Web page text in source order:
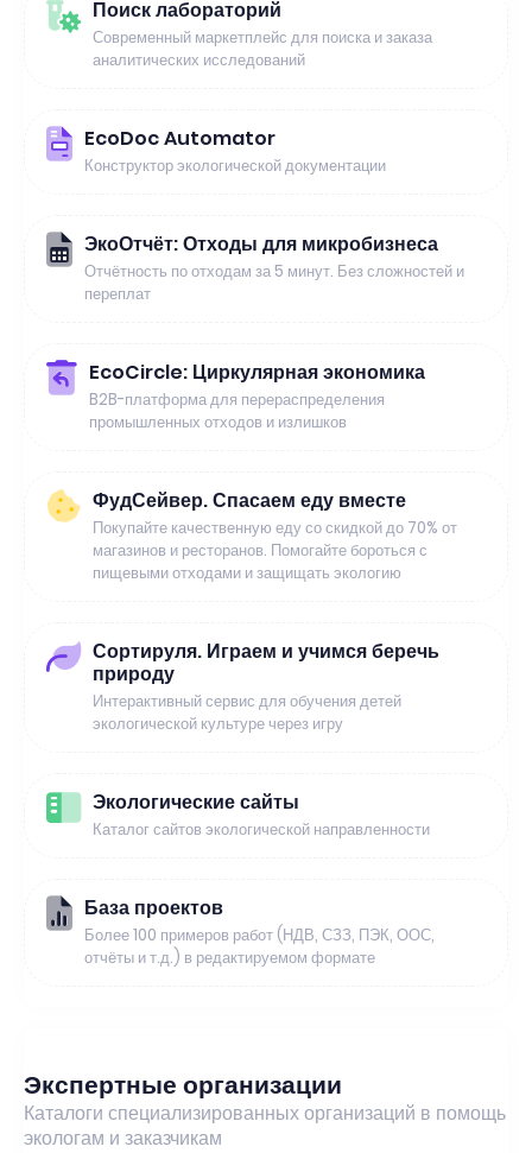
Поиск лабораторий
Современный маркетплейс для поиска и заказа
аналитических исследований
EcoDoc Automator
Конструктор экологической документации
ЭкоОтчёт: Отходы для микробизнеса
Отчётность по отходам за 5 минут. Без сложностей и
переплат
EcoCircle: Циркулярная экономика
B2B-платформа для перераспределения
промышленных отходов и излишков
ФудСейвер. Спасаем еду вместе
Покупайте качественную еду со скидкой до 70% от
магазинов и ресторанов. Помогайте бороться с
пищевыми отходами и защищать экологию
Сортируля. Играем и учимся беречь
природу
Интерактивный сервис для обучения детей
экологической культуре через игру
Экологические сайты
Каталог сайтов экологической направленности
База проектов
Более 100 примеров работ (НДВ, СЗЗ, ПЭК, ООС,
отчёты и т.д.) в редактируемом формате
Экспертные организации
Каталоги специализированных организаций в помощь
экологам и заказчикам